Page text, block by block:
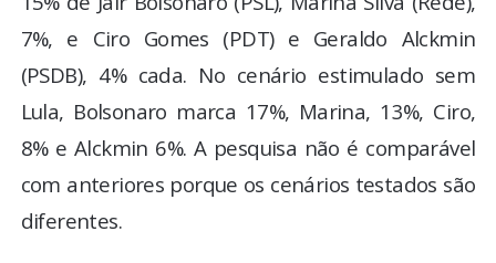
7%, e Ciro Gomes (PDT) e Geraldo Alckmin
(PSDB), 4% cada. No cenário estimulado sem
Lula, Bolsonaro marca 17%, Marina, 13%, Ciro,
8% e Alckmin 6%. A pesquisa não é comparável
com anteriores porque os cenários testados são
diferentes.